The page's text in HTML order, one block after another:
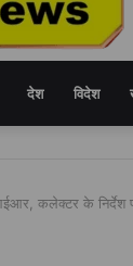
देश विदेश
कलेक्टर के निर्देश